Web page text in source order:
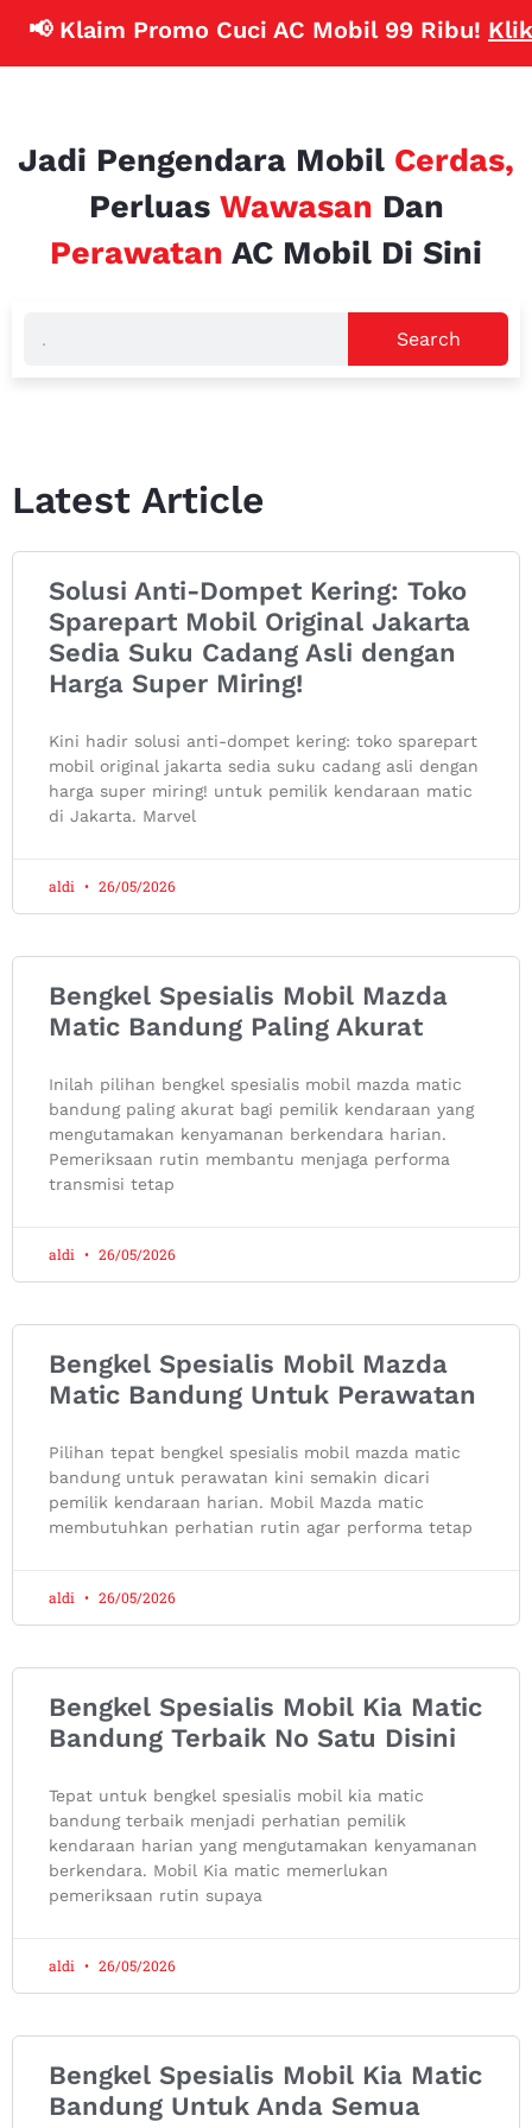
📢 Klaim Promo Cuci AC Mobil 99 Ribu!Klik
Jadi Pengendara Mobil Cerdas,
Perluas Wawasan Dan
Perawatan AC Mobil Di Sini
Search
Latest Article
Solusi Anti-Dompet Kering: Toko
Sparepart Mobil Original Jakarta
Sedia Suku Cadang Asli dengan
Harga Super Miring!
Kini hadir solusi anti-dompet kering: toko sparepart
mobil original jakarta sedia suku cadang asli dengan
harga super miring! untuk pemilik kendaraan matic
di Jakarta. Marvel
aldi 26/05/2026
Bengkel Spesialis Mobil Mazda
Matic Bandung Paling Akurat
Inilah pilihan bengkel spesialis mobil mazda matic
bandung paling akurat bagi pemilik kendaraan yang
mengutamakan kenyamanan berkendara harian.
Pemeriksaan rutin membantu menjaga performa
transmisi tetap
aldi 26/05/2026
Bengkel Spesialis Mobil Mazda
Matic Bandung Untuk Perawatan
Pilihan tepat bengkel spesialis mobil mazda matic
bandung untuk perawatan kini semakin dicari
pemilik kendaraan harian. Mobil Mazda matic
membutuhkan perhatian rutin agar performa tetap
aldi 26/05/2026
Bengkel Spesialis Mobil Kia Matic
Bandung Terbaik No Satu Disini
Tepat untuk bengkel spesialis mobil kia matic
bandung terbaik menjadi perhatian pemilik
kendaraan harian yang mengutamakan kenyamanan
berkendara. Mobil Kia matic memerlukan
pemeriksaan rutin supaya
aldi 26/05/2026
Bengkel Spesialis Mobil Kia Matic
Bandung Untuk Anda Semua